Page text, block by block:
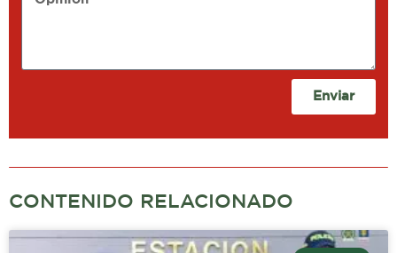
Enviar
CONTENIDO RELACIONADO